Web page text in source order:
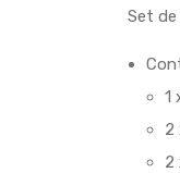
Set de
1
2
2